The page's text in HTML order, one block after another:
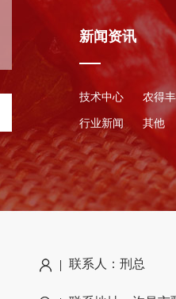
新闻资讯
技术中心
行业新闻 其他
联系人：刑总